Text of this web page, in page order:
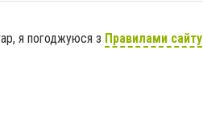
я погоджуюся з Правилами сайту